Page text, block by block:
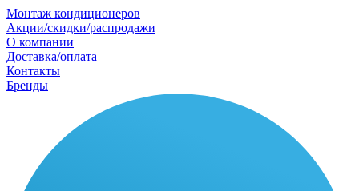
Монтаж кондиционеров
Акции/скидки/распродажи
О компании
Доставка/оплата
Контакты
Бренды